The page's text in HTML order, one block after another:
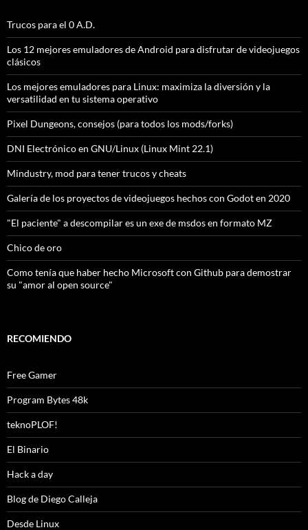
Trucos para el 0 A.D.
Los 12 mejores emuladores de Android para disfrutar de videojuegos
clásicos
Los mejores emuladores para Linux: maximiza la diversión y la
versatilidad en tu sistema operativo
Pixel Dungeons, consejos (para todos los mods/forks)
DNI Electrónico en GNU/Linux (Linux Mint 22.1)
Mindustry, mod para tener trucos y cheats
Galería de los proyectos de videojuegos hechos con Godot en 2020
"El paciente" a descompilar es un exe de msdos en formato MZ
Chico de oro
Como tenía que haber hecho Microsoft con Github para demostrar
su "amor al open source"
RECOMIENDO
Free Gamer
Program Bytes 48k
teknoPLOF!
El Binario
Hack a day
Blog de Diego Calleja
Desde Linux